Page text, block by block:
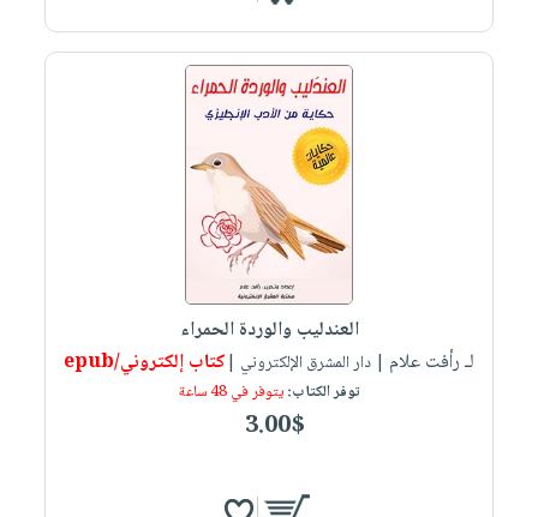
العندليب والوردة الحمراء
لـ رأفت علام | دار المشرق الإلكتروني |كتاب إلكتروني/epub
توفر الكتاب:يتوفر في 48 ساعة
3.00$